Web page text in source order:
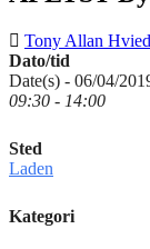
Tony Allan Hvied
Dato/tid
Date(s) - 06/04/
09:30 - 14:00
Sted
Laden
Kategori